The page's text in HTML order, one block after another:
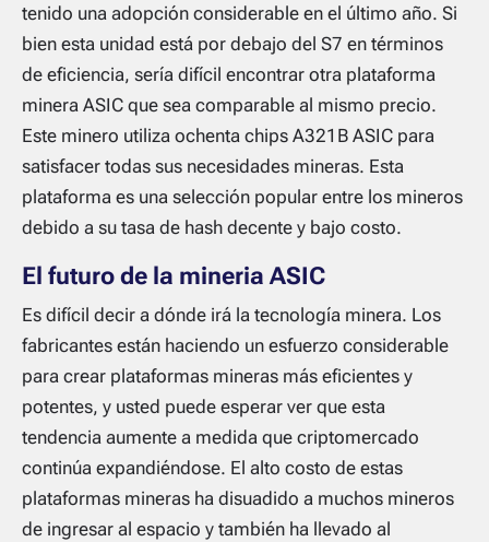
tenido una adopción considerable en el último año. Si
bien esta unidad está por debajo del S7 en términos
de eficiencia, sería difícil encontrar otra plataforma
minera ASIC que sea comparable al mismo precio.
Este minero utiliza ochenta chips A321B ASIC para
satisfacer todas sus necesidades mineras. Esta
plataforma es una selección popular entre los mineros
debido a su tasa de hash decente y bajo costo.
El futuro de la mineria ASIC
Es difícil decir a dónde irá la tecnología minera. Los
fabricantes están haciendo un esfuerzo considerable
para crear plataformas mineras más eficientes y
potentes, y usted puede esperar ver que esta
tendencia aumente a medida que criptomercado
continúa expandiéndose. El alto costo de estas
plataformas mineras ha disuadido a muchos mineros
de ingresar al espacio y también ha llevado al